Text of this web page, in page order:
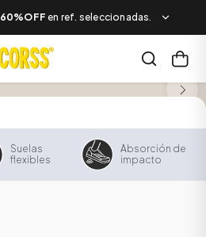
60%OFF en ref. seleccionadas.
Suelas
flexibles
Absorción de
impacto